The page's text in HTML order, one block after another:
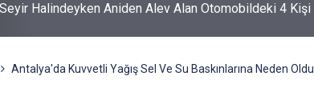
Etti
Antalya'da Kuvvetli Yağış Sel Ve Su Baskınlarına Neden Oldu